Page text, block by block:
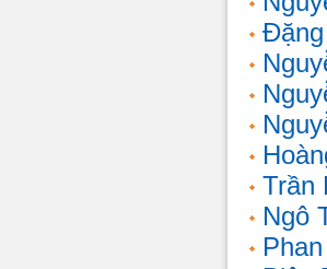
Trần
Ngô